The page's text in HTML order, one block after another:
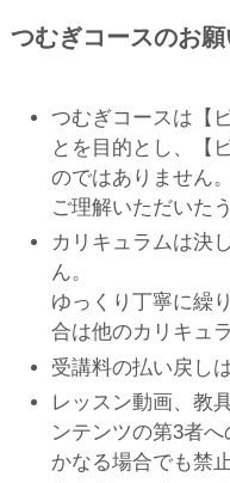
つむぎコースのお願
つむぎコースは【
とを目的とし、【
のではありません。
ご理解いただいた
カリキュラムは決
ん。
ゆっくり丁寧に繰
合は他のカリキュ
受講料の払い戻し
レッスン動画、教
ンテンツの第3者
かなる場合でも禁